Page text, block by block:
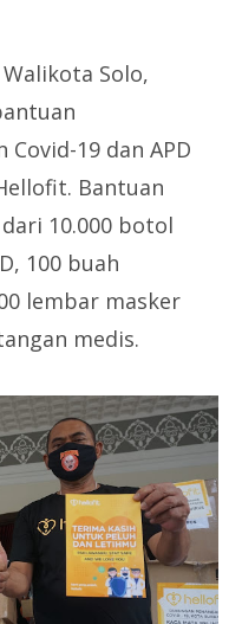
Solo,
19 dan APD
Bantuan
10.000 botol
100 buah
lembar masker
medis.